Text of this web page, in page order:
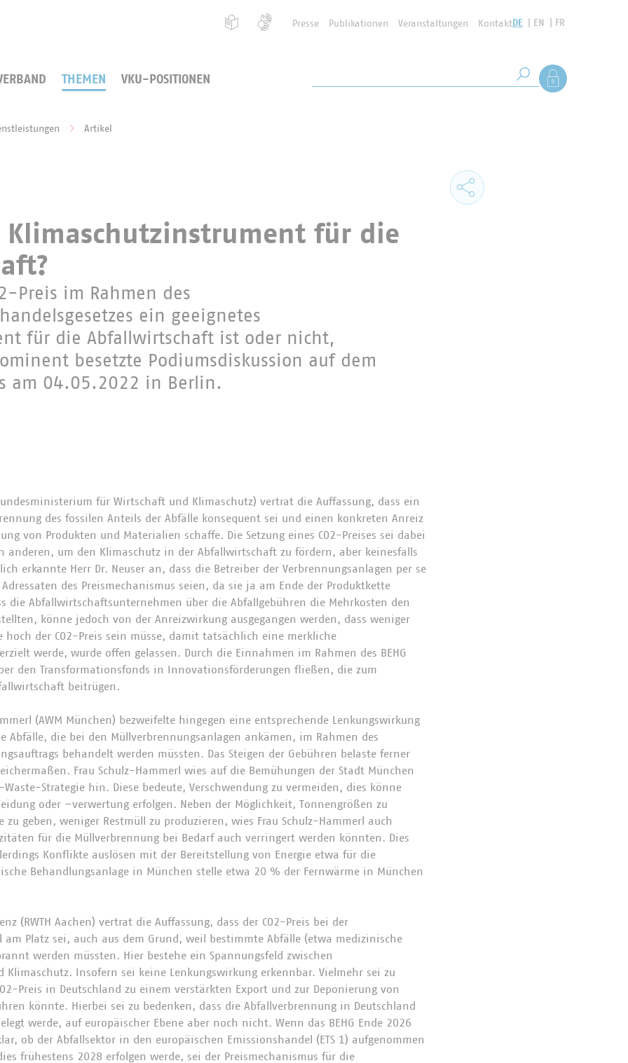
Presse Publikationen Veranstaltungen KontaktDE EN FR
THEMEN VKU-POSITIONEN Suche starten
Als Mitglied
Artikel
Klimaschutzinstrument für die
Preis im Rahmen des
ein geeignetes
für die Abfallwirtschaft ist oder nicht,
besetzte Podiumsdiskussion auf dem
am 04.05.2022 in Berlin.
für Wirtschaft und Klimaschutz) vertrat die Auffassung, dass ein
des fossilen Anteils der Abfälle konsequent sei und einen konkreten Anreiz
von Produkten und Materialien schaffe. Die Setzung eines CO2-Preises sei dabei
anderen, um den Klimaschutz in der Abfallwirtschaft zu fördern, aber keinesfalls
erkannte Herr Dr. Neuser an, dass die Betreiber der Verbrennungsanlagen per se
des Preismechanismus seien, da sie ja am Ende der Produktkette
die Abfallwirtschaftsunternehmen über die Abfallgebühren die Mehrkosten den
könne jedoch von der Anreizwirkung ausgegangen werden, dass weniger
hoch der CO2-Preis sein müsse, damit tatsächlich eine merkliche
werde, wurde offen gelassen. Durch die Einnahmen im Rahmen des BEHG
den Transformationsfonds in Innovationsförderungen fließen, die zum
beitrügen.
(AWM München) bezweifelte hingegen eine entsprechende Lenkungswirkung
Abfälle, die bei den Müllverbrennungsanlagen ankämen, im Rahmen des
behandelt werden müssten. Das Steigen der Gebühren belaste ferner
Frau Schulz-Hammerl wies auf die Bemühungen der Stadt München
Strategie hin. Diese bedeute, Verschwendung zu vermeiden, dies könne
oder –verwertung erfolgen. Neben der Möglichkeit, Tonnengrößen zu
zu geben, weniger Restmüll zu produzieren, wies Frau Schulz-Hammerl auch
für die Müllverbrennung bei Bedarf auch verringert werden könnten. Dies
Konflikte auslösen mit der Bereitstellung von Energie etwa für die
Behandlungsanlage in München stelle etwa 20 % der Fernwärme in München
(RWTH Aachen) vertrat die Auffassung, dass der CO2-Preis bei der
am Platz sei, auch aus dem Grund, weil bestimmte Abfälle (etwa medizinische
werden müssten. Hier bestehe ein Spannungsfeld zwischen
Klimaschutz. Insofern sei keine Lenkungswirkung erkennbar. Vielmehr sei zu
Preis in Deutschland zu einem verstärkten Export und zur Deponierung von
könnte. Hierbei sei zu bedenken, dass die Abfallverbrennung in Deutschland
werde, auf europäischer Ebene aber noch nicht. Wenn das BEHG Ende 2026
ob der Abfallsektor in den europäischen Emissionshandel (ETS 1) aufgenommen
frühestens 2028 erfolgen werde, sei der Preismechanismus für die